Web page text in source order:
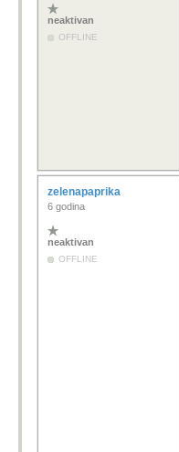
neaktivan
OFFLINE
zelenapaprika
6 godina
neaktivan
OFFLINE